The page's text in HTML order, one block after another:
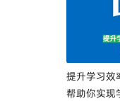
提升学习效
帮助你实现